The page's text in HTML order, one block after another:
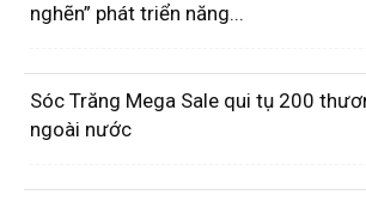
nghẽn” phát triển năng...
Sóc Trăng Mega Sale qui tụ 200
ngoài nước